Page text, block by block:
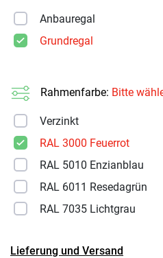
Anbauregal
Grundregal
Rahmenfarbe: Bitte
Verzinkt
RAL 3000 Feuerrot
RAL 5010 Enzianblau
RAL 6011 Resedagrün
RAL 7035 Lichtgrau
Lieferung und Versand